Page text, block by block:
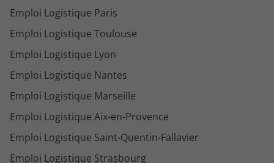
Emploi Logistique Paris
Emploi Logistique Toulouse
Emploi Logistique Lyon
Emploi Logistique Nantes
Emploi Logistique Marseille
Emploi Logistique Aix-en-Provence
Emploi Logistique Saint-Quentin-Fallavier
Emploi Logistique Strasbourg